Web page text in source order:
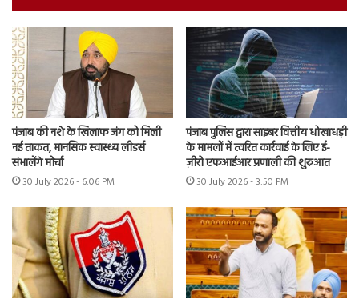
पंजाब की नशे के खिलाफ जंग को मिली
नई ताकत, मानसिक स्वास्थ्य लीडर्स
संभालेंगे मोर्चा
30 July 2026 - 6:06 PM
पंजाब पुलिस द्वारा साइबर वित्तीय धोखाधड़ी
के मामलों में त्वरित कार्रवाई के लिए ई-
ज़ीरो एफआईआर प्रणाली की शुरुआत
30 July 2026 - 3:50 PM